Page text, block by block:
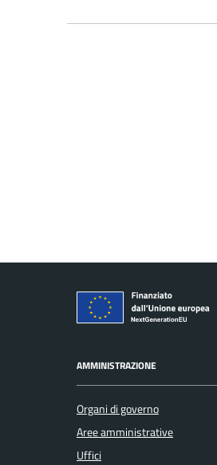
AMMINISTRAZIONE
Organi di governo
Aree amministrative
Uffici